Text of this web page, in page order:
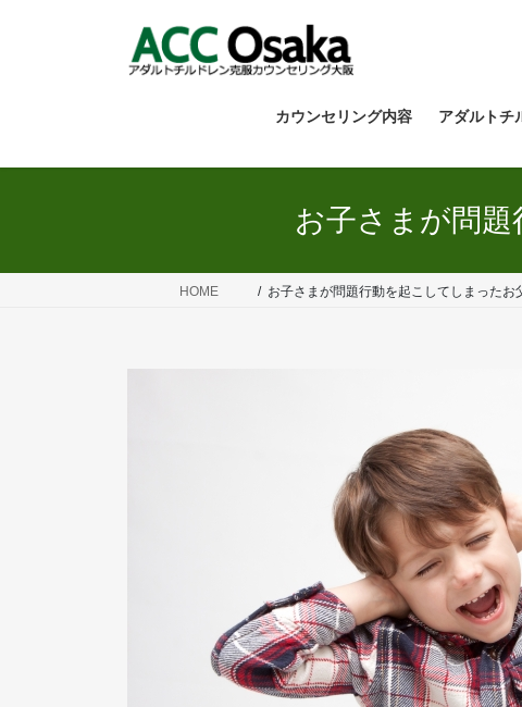
ス
ン
カウンセリング内容 アダルトチ
お子さまが問
HOME お子さまが問題行動を起こしてしまったお